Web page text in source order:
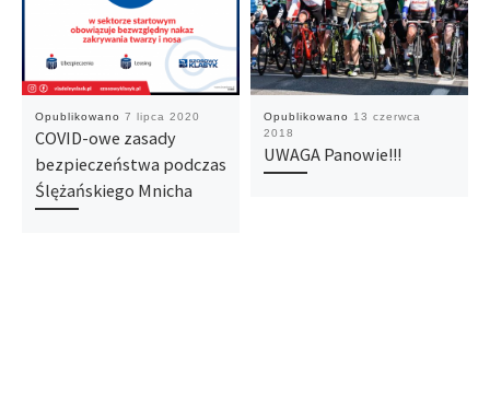
Opublikowano 7 lipca 2020
COVID-owe zasady
bezpieczeństwa podczas
Ślężańskiego Mnicha
Opublikowano
13 czerwca
2018
UWAGA Panowie!!!